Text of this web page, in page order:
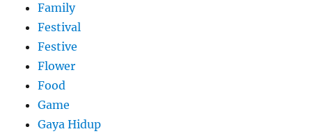
Family
Festival
Festive
Flower
Food
Game
Gaya Hidup